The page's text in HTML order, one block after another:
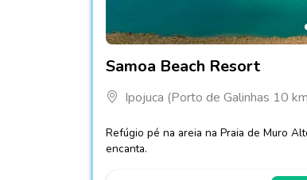
Samoa Beach Resort
Ipojuca (Porto de Galinhas 10
Refúgio pé na areia na Praia de Muro
encanta.